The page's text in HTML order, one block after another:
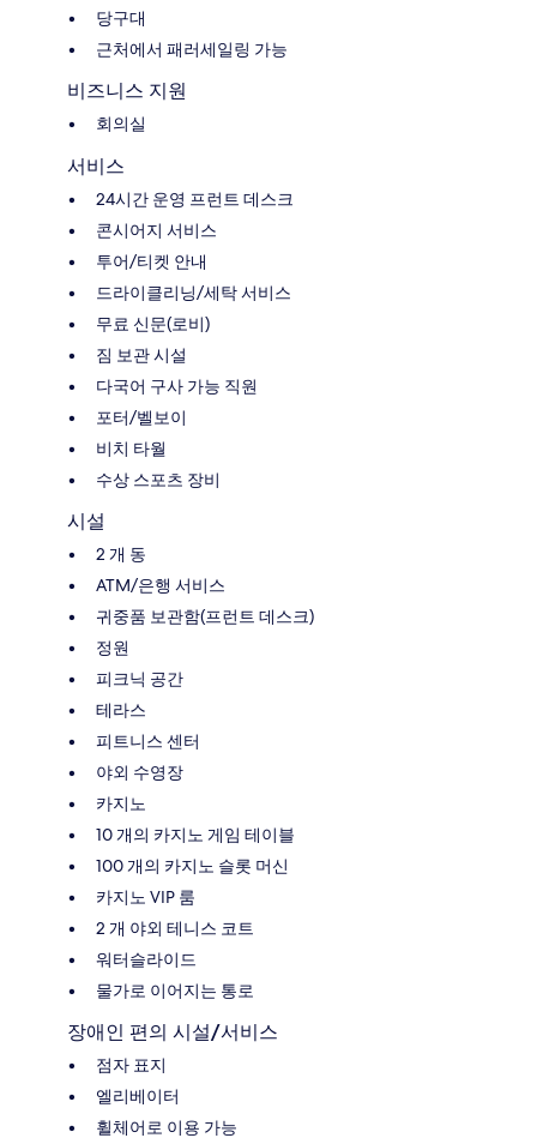
당구대
근처에서 패러세일링 가능
비즈니스 지원
회의실
서비스
24시간 운영 프런트 데스크
콘시어지 서비스
투어/티켓 안내
드라이클리닝/세탁 서비스
무료 신문(로비)
짐 보관 시설
다국어 구사 가능 직원
포터/벨보이
비치 타월
수상 스포츠 장비
시설
2 개 동
ATM/은행 서비스
귀중품 보관함(프런트 데스크)
정원
피크닉 공간
테라스
피트니스 센터
야외 수영장
카지노
10 개의 카지노 게임 테이블
100 개의 카지노 슬롯 머신
카지노 VIP 룸
2 개 야외 테니스 코트
워터슬라이드
물가로 이어지는 통로
장애인 편의 시설/서비스
점자 표지
엘리베이터
휠체어로 이용 가능